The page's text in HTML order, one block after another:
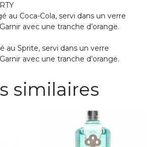
au Coca-Cola, servi dans un verre
avec une tranche d’orange.
au Sprite, servi dans un verre
avec une tranche d’orange.
similaires